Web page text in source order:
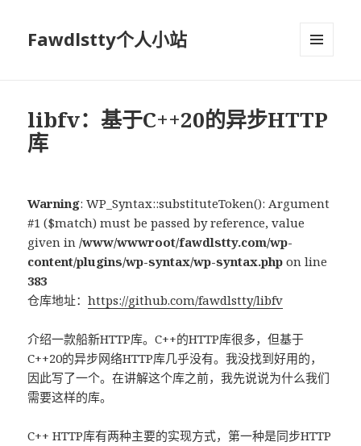
Fawdlstty个人小站
libfv：基于C++20的异步HTTP
库
Warning: WP_Syntax::substituteToken(): Argument
#1 ($match) must be passed by reference, value
given in/www/wwwroot/fawdlstty.com/wp-
content/plugins/wp-syntax/wp-syntax.php on line
383
仓库地址：https://github.com/fawdlstty/libfv
介绍一款船新HTTP库。C++的HTTP库很多，但基于
C++20的异步网络HTTP库几乎没有。我没找到好用的，
因此写了一个。在讲解这个库之前，我先说说为什么我们
需要这样的库。
C++ HTTP库有两种主要的实现方式，第一种是同步HTTP